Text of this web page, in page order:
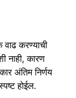
करण्याची
नाही, कारण
अंतिम निर्णय
होईल.